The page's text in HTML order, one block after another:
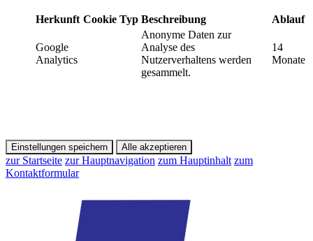
Herkunft Cookie Typ Beschreibung Ablauf
Google
Analytics
Anonyme Daten zur
Analyse des
Nutzerverhaltens werden
gesammelt.
14
Monate
Einstellungen speichern Alle akzeptieren
zur Startseite zur Hauptnavigation zum Hauptinhalt zum
Kontaktformular